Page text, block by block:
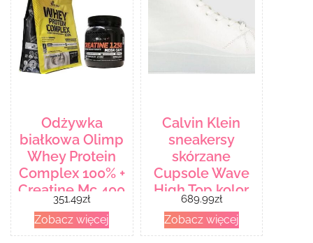
Odżywka
białkowa Olimp
Whey Protein
Complex 100% +
Creatine Mc 400
351.49zł
Zobacz więcej
Calvin Klein
sneakersy
skórzane
Cupsole Wave
High Top kolor
biały
689.99zł
Zobacz więcej